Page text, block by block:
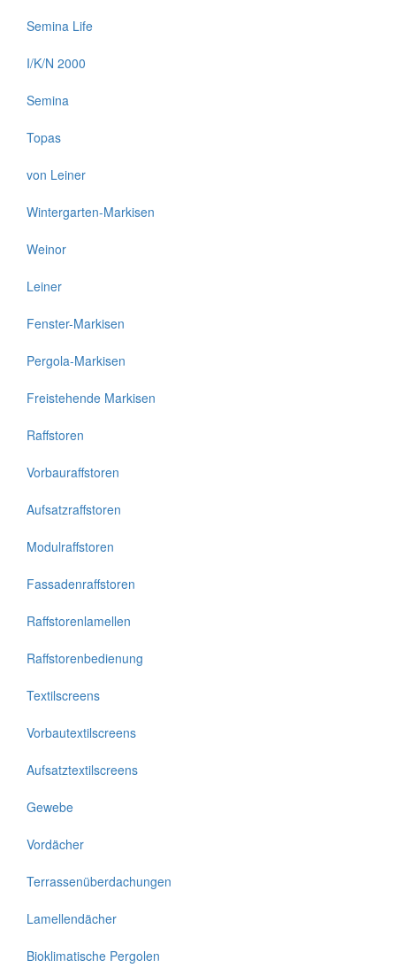
Semina Life
I/K/N 2000
Semina
Topas
von Leiner
Wintergarten-Markisen
Weinor
Leiner
Fenster-Markisen
Pergola-Markisen
Freistehende Markisen
Raffstoren
Vorbauraffstoren
Aufsatzraffstoren
Modulraffstoren
Fassadenraffstoren
Raffstorenlamellen
Raffstorenbedienung
Textilscreens
Vorbautextilscreens
Aufsatztextilscreens
Gewebe
Vordächer
Terrassenüberdachungen
Lamellendächer
Bioklimatische Pergolen